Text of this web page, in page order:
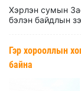
Хэрлэн сумын
бэлэн байдлын
Гэр хорооллын
байна